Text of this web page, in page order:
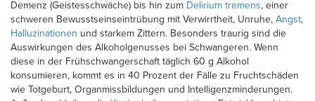
Demenz (Geistesschwäche) bis hin zum Delirium tremens, einer
schweren Bewusstseinseintrübung mit Verwirrtheit, Unruhe, Angst,
Halluzinationen und starkem Zittern. Besonders traurig sind die
Auswirkungen des Alkoholgenusses bei Schwangeren. Wenn
diese in der Frühschwangerschaft täglich 60 g Alkohol
konsumieren, kommt es in 40 Prozent der Fälle zu Fruchtschäden
wie Totgeburt, Organmissbildungen und Intelligenzminderungen.